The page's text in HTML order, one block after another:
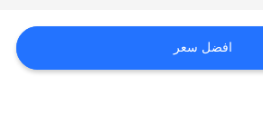
افضل سعر